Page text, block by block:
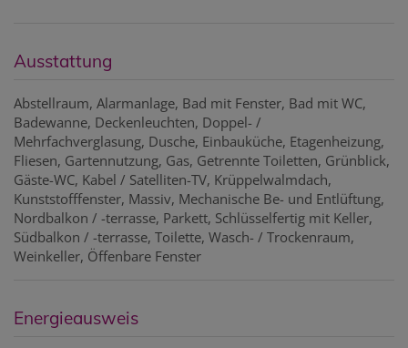
Ausstattung
Abstellraum Alarmanlage Bad mit Fenster Bad mit WC
Badewanne Deckenleuchten Doppel- /
Mehrfachverglasung Dusche Einbauküche Etagenheizung
Fliesen Gartennutzung Gas Getrennte Toiletten Grünblick
Gäste-WC Kabel / Satelliten-TV Krüppelwalmdach
Kunststofffenster Massiv Mechanische Be- und Entlüftung
Nordbalkon / -terrasse Parkett Schlüsselfertig mit Keller
Südbalkon / -terrasse Toilette Wasch- / Trockenraum
Weinkeller Öffenbare Fenster
Energieausweis